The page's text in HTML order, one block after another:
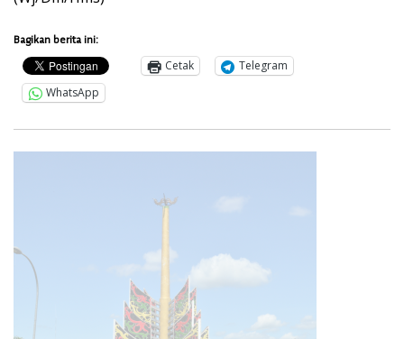
Bagikan berita ini:
Cetak
Telegram
WhatsApp